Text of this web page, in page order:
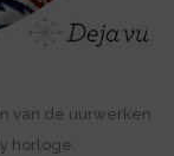
van de uurwerken
horloge.